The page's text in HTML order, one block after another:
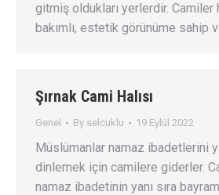
gitmiş oldukları yerlerdir. Camiler
bakımlı, estetik görünüme sahip
Şırnak Cami Halısı
Genel By selcuklu 19 Eylül 2022
Müslümanlar namaz ibadetlerini
dinlemek için camilere giderler.
namaz ibadetinin yanı sıra